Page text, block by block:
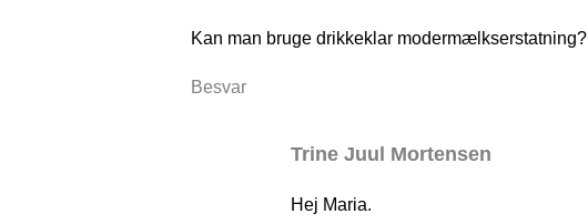
Kan man bruge drikkeklar modermælkserstatning?
Besvar
Trine Juul Mortensen
Hej Maria.